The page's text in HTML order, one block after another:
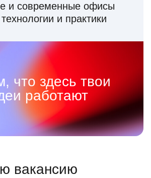
и современные офисы
и практики
что здесь твои
работают
вакансию